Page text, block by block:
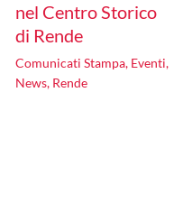
nel Centro Storico
di Rende
Comunicati Stampa, Eventi,
News, Rende